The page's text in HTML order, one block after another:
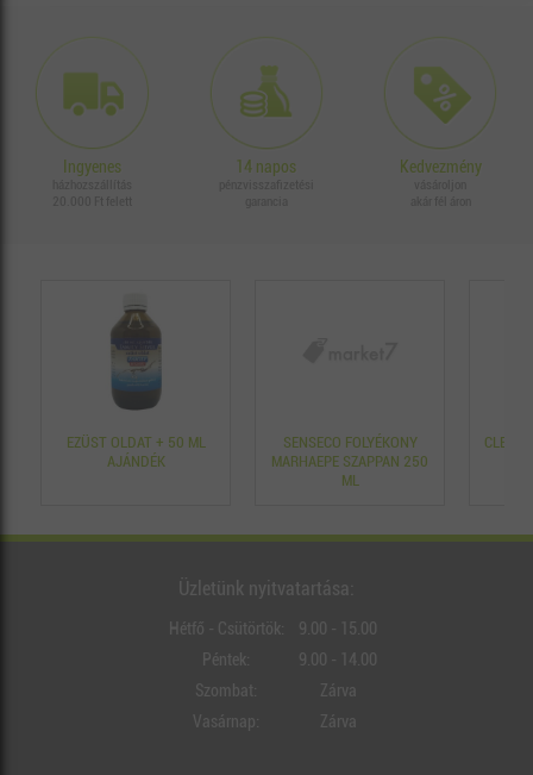
Ingyenes 14 napos Kedvezmény
EZÜST OLDAT + 50 ML
AJÁNDÉK
SENSECO FOLYÉKONY
MARHAEPE SZAPPAN 250
ML
Üzletünk nyitvatartása:
Hétfő - Csütörtök:
9.00 - 15.00
Péntek:
9.00 - 14.00
Szombat:
Zárva
Vasárnap:
Zárva